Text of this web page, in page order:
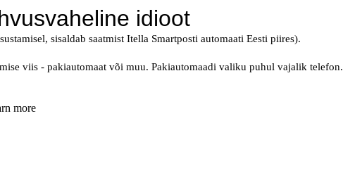
idioot
sisaldab saatmist Itella Smartposti automaati Eesti piires).
viis - pakiautomaat või muu. Pakiautomaadi valiku puhul vajalik telefon.
more